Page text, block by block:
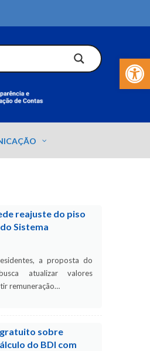
Barra de
reajuste do piso
Sistema
a proposta do
atualizar valores
remuneração…
sobre
do BDI com